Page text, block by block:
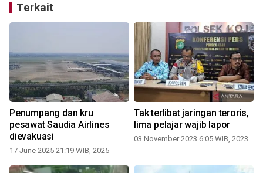
Terkait
Penumpang dan kru
pesawat Saudia Airlines
dievakuasi
17 June 2025 21:19 WIB, 2025
Tak terlibat jaringan teroris,
lima pelajar wajib lapor
03 November 2023 6:05 WIB, 2023